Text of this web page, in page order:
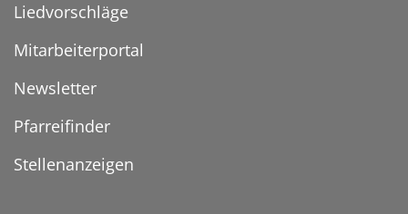
Liedvorschläge
Mitarbeiterportal
Newsletter
Pfarreifinder
Stellenanzeigen